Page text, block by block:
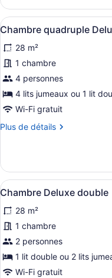
Deluxe
Chambre
triple
Deluxe
Afficher
toutes
les
photos
pour
ce
type
chambre :
Deluxe
5
Chambre quadruple
28 m²
1 chambre
4 personnes
4 lits jumeaux ou 1 lit
Wi-Fi gratuit
Plus de détails
Plus
Chambre
quadruple
Deluxe
Afficher
toutes
les
photos
pour
ce
type
6
Chambre Deluxe double
28 m²
1 chambre
2 personnes
1 lit double ou 2 lits
Wi-Fi gratuit